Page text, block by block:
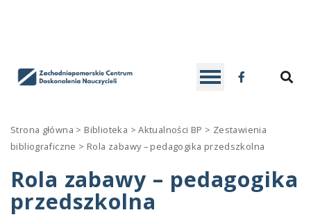
DEFAULT
CONTRAST
BLACK
AND
WHITE
CONTRAST
BLACK
AND
CONTRAST
YELLOW
AND
BLACK
Font
A-
SMALLER
A+
LARGERREADABLE
Facebook
Strona główna > Biblioteka >Aktualności BP > Zestawienia
bibliograficzne > Rola zabawy – pedagogika przedszkolna
Rola zabawy – pedagogika
przedszkolna